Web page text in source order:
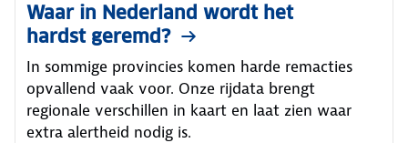
Waar in Nederland wordt het
hardst geremd?
In sommige provincies komen harde remacties
opvallend vaak voor. Onze rijdata brengt
regionale verschillen in kaart en laat zien waar
extra alertheid nodig is.